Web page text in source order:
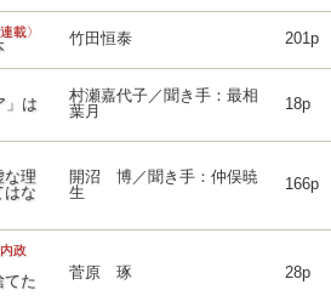
載〉 竹田恒泰 201p
」は
村瀬嘉代子／聞き手：最相
葉月
18p
な理
はな
開沼 博／聞き手：仲俣暁
生
166p
政
てた
菅原 琢 28p